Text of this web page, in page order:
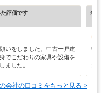
評価です
いをしました。中古一戸建
でこだわりの家具や設備を
ました。…
※ホ
中
わ
会社の口コミをもっと見る >